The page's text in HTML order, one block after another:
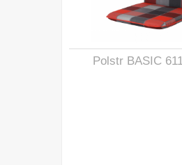
Polstr BASIC